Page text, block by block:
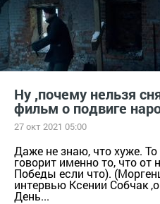
Ну ,почему нельзя
фильм о подвиге
27 окт 2021 05:00
Даже не знаю, что хуже.
говорит именно то, что от
Победы если что).
интервью Ксении Собчак
День...